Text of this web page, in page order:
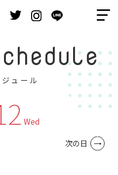
ュール
Wed
次の日